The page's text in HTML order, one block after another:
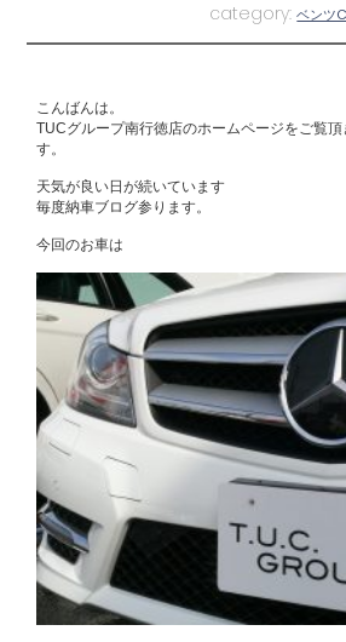
category:ベンツ
こんばんは。
TUCグループ南行徳店のホームページをご覧頂
す。
天気が良い日が続いています
毎度納車ブログ参ります。
今回のお車は